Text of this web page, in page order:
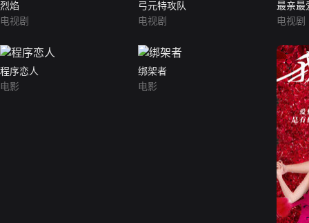
烈焰
电视剧
弓元特攻队
电视剧
最亲最
电视剧
程序恋人
电影
绑架者
电影